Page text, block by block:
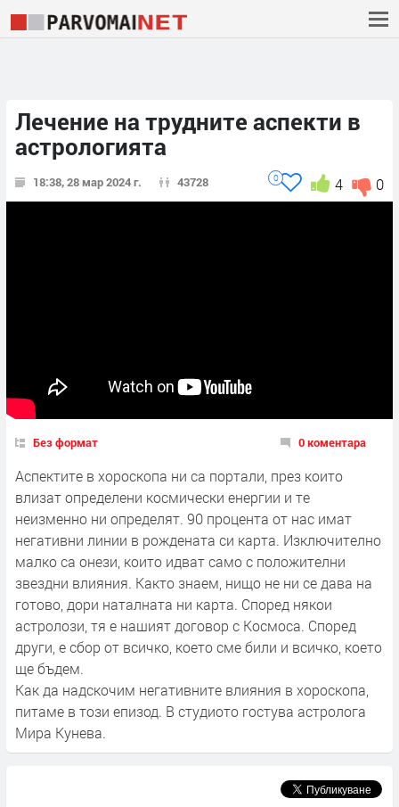
Лечение на трудните аспекти в
астрологията
18:38, 28 мар 2024 г. 43728 0
4
0
Без формат 0 коментара
Аспектите в хороскопа ни са портали, през които
влизат определени космически енергии и те
неизменно ни определят. 90 процента от нас имат
негативни линии в рождената си карта. Изключително
малко са онези, които идват само с положителни
звездни влияния. Както знаем, нищо не ни се дава на
готово, дори наталната ни карта. Според някои
астролози, тя е нашият договор с Космоса. Според
други, е сбор от всичко, което сме били и всичко, което
ще бъдем.
Как да надскочим негативните влияния в хороскопа,
питаме в този епизод. В студиото гостува астролога
Мира Кунева.